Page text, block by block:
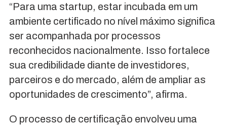
“Para uma startup, estar incubada em um
ambiente certificado no nível máximo significa
ser acompanhada por processos
reconhecidos nacionalmente. Isso fortalece
sua credibilidade diante de investidores,
parceiros e do mercado, além de ampliar as
oportunidades de crescimento”, afirma.
O processo de certificação envolveu uma